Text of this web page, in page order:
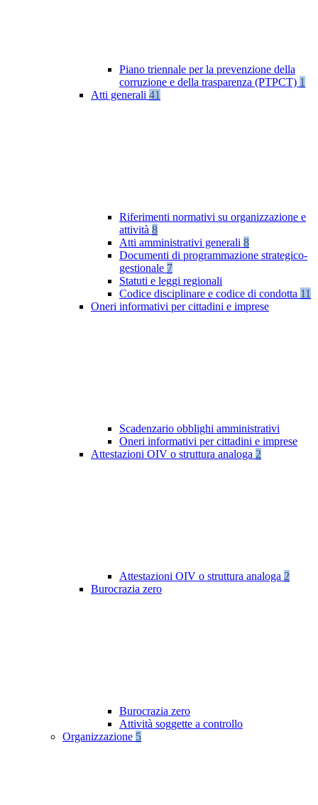
Piano triennale per la prevenzione della
corruzione e della trasparenza (PTPCT) 1
Atti generali 41
Riferimenti normativi su organizzazione e
attività 8
Atti amministrativi generali 8
Documenti di programmazione strategico-
gestionale 7
Statuti e leggi regionali
Codice disciplinare e codice di condotta 11
Oneri informativi per cittadini e imprese
Scadenzario obblighi amministrativi
Oneri informativi per cittadini e imprese
Attestazioni OIV o struttura analoga 2
Attestazioni OIV o struttura analoga 2
Burocrazia zero
Burocrazia zero
Attività soggette a controllo
Organizzazione 5